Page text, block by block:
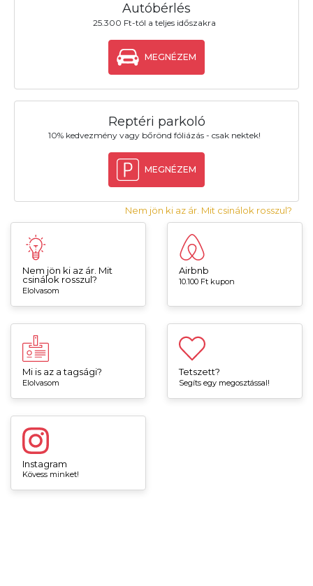
Autóbérlés
25.300 Ft-tól a teljes időszakra
MEGNÉZEM
Reptéri parkoló
10% kedvezmény vagy bőrönd fóliázás - csak nektek!
MEGNÉZEM
Nem jön ki az ár. Mit csinálok rosszul?
Nem jön ki az ár. Mit
csinálok rosszul?
Elolvasom
Airbnb
10.100 Ft kupon
Mi is az a tagsági?
Elolvasom
Tetszett?
Segíts egy megosztással!
Instagram
Kövess minket!